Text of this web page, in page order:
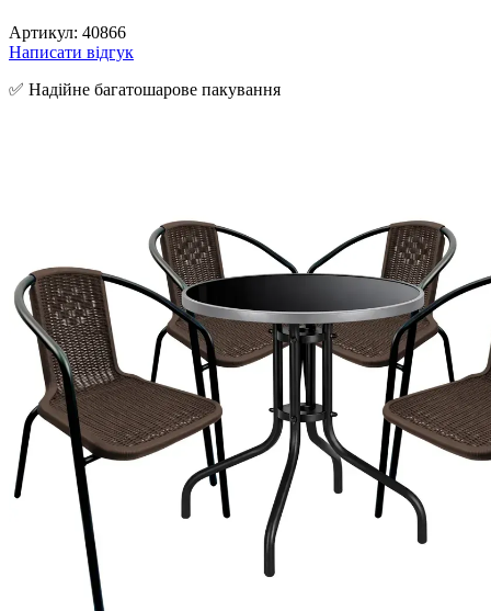
Артикул: 40866
Написати відгук
✅ Надійне багатошарове пакування